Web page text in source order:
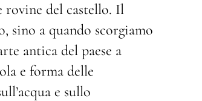
rovine del castello. Il
sino a quando scorgiamo
antica del paese a
e forma delle
e sullo